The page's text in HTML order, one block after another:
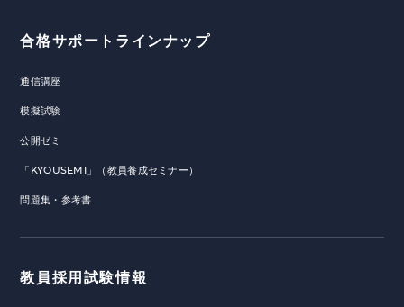
合格サポートラインナップ
通信講座
模擬試験
公開ゼミ
「KYOUSEMI」（教員養成セミナー）
問題集・参考書
教員採用試験情報